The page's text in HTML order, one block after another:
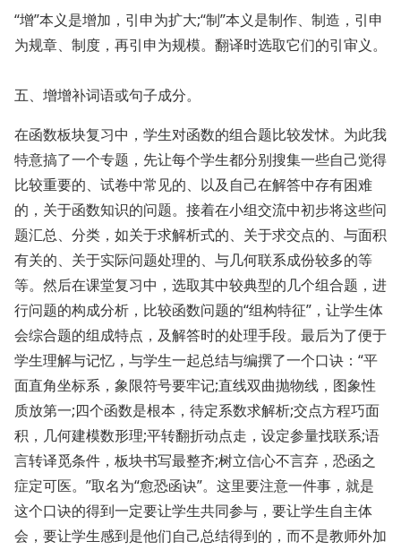
“增”本义是增加，引申为扩大;“制”本义是制作、制造，引申
为规章、制度，再引申为规模。翻译时选取它们的引审义。
五、增增补词语或句子成分。
在函数板块复习中，学生对函数的组合题比较发怵。为此我
特意搞了一个专题，先让每个学生都分别搜集一些自己觉得
比较重要的、试卷中常见的、以及自己在解答中存有困难
的，关于函数知识的问题。接着在小组交流中初步将这些问
题汇总、分类，如关于求解析式的、关于求交点的、与面积
有关的、关于实际问题处理的、与几何联系成份较多的等
等。然后在课堂复习中，选取其中较典型的几个组合题，进
行问题的构成分析，比较函数问题的“组构特征”，让学生体
会综合题的组成特点，及解答时的处理手段。最后为了便于
学生理解与记忆，与学生一起总结与编撰了一个口诀：“平
面直角坐标系，象限符号要牢记;直线双曲抛物线，图象性
质放第一;四个函数是根本，待定系数求解析;交点方程巧面
积，几何建模数形理;平转翻折动点走，设定参量找联系;语
言转译觅条件，板块书写最整齐;树立信心不言弃，恐函之
症定可医。”取名为“愈恐函诀”。这里要注意一件事，就是
这个口诀的得到一定要让学生共同参与，要让学生自主体
会，要让学生感到是他们自己总结得到的，而不是教师外加